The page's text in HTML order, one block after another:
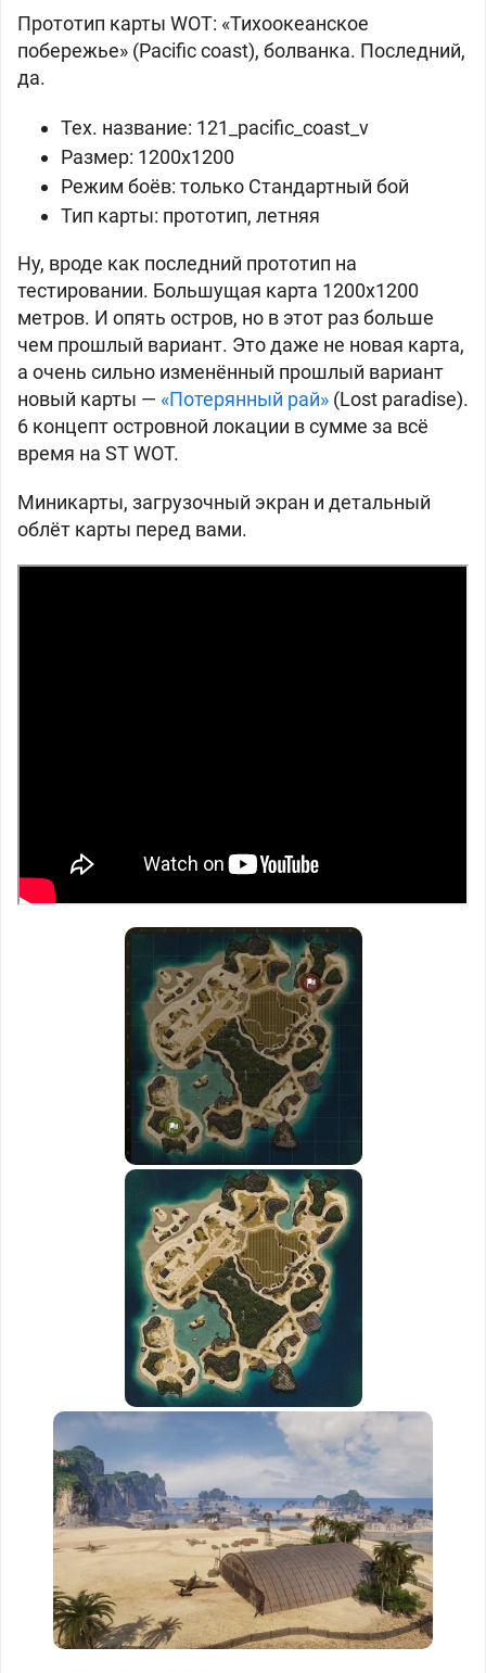
Прототип карты WOT: «Тихоокеанское
побережье» (Pacific coast), болванка. Последний,
да.
Тех. название: 121_pacific_coast_v
Размер: 1200x1200
Режим боёв: только Стандартный бой
Тип карты: прототип, летняя
Ну, вроде как последний прототип на
тестировании. Большущая карта 1200x1200
метров. И опять остров, но в этот раз больше
чем прошлый вариант. Это даже не новая карта,
а очень сильно изменённый прошлый вариант
новый карты — «Потерянный рай» (Lost paradise).
6 концепт островной локации в сумме за всё
время на ST WOT.
Миникарты, загрузочный экран и детальный
облёт карты перед вами.